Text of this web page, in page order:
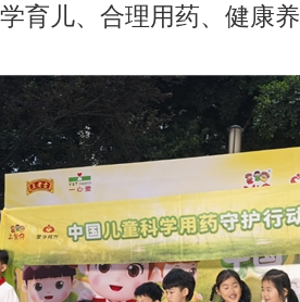
育儿、合理用药、健康